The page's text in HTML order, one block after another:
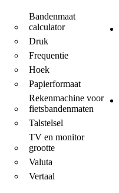
Bandenmaat
calculator
Druk
Frequentie
Hoek
Papierformaat
Rekenmachine voor
fietsbandenmaten
Talstelsel
TV en monitor
grootte
Valuta
Vertaal